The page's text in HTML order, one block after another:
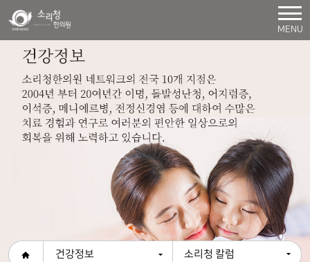
MENU
건강정보 소리청 칼럼